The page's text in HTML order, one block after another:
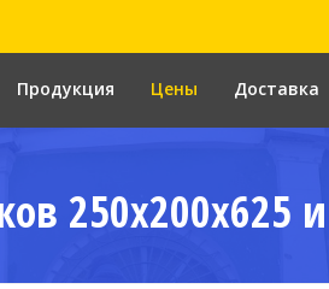
Продукция Цены Доставка
250x200x625